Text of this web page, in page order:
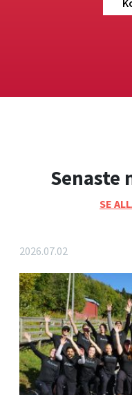
Senaste
SE
2026.07.02